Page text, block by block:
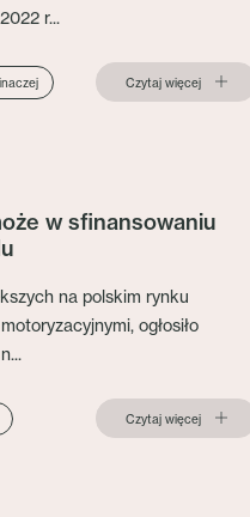
r...
Czytaj więcej
w sfinansowaniu
na polskim rynku
ogłosiło
Czytaj więcej